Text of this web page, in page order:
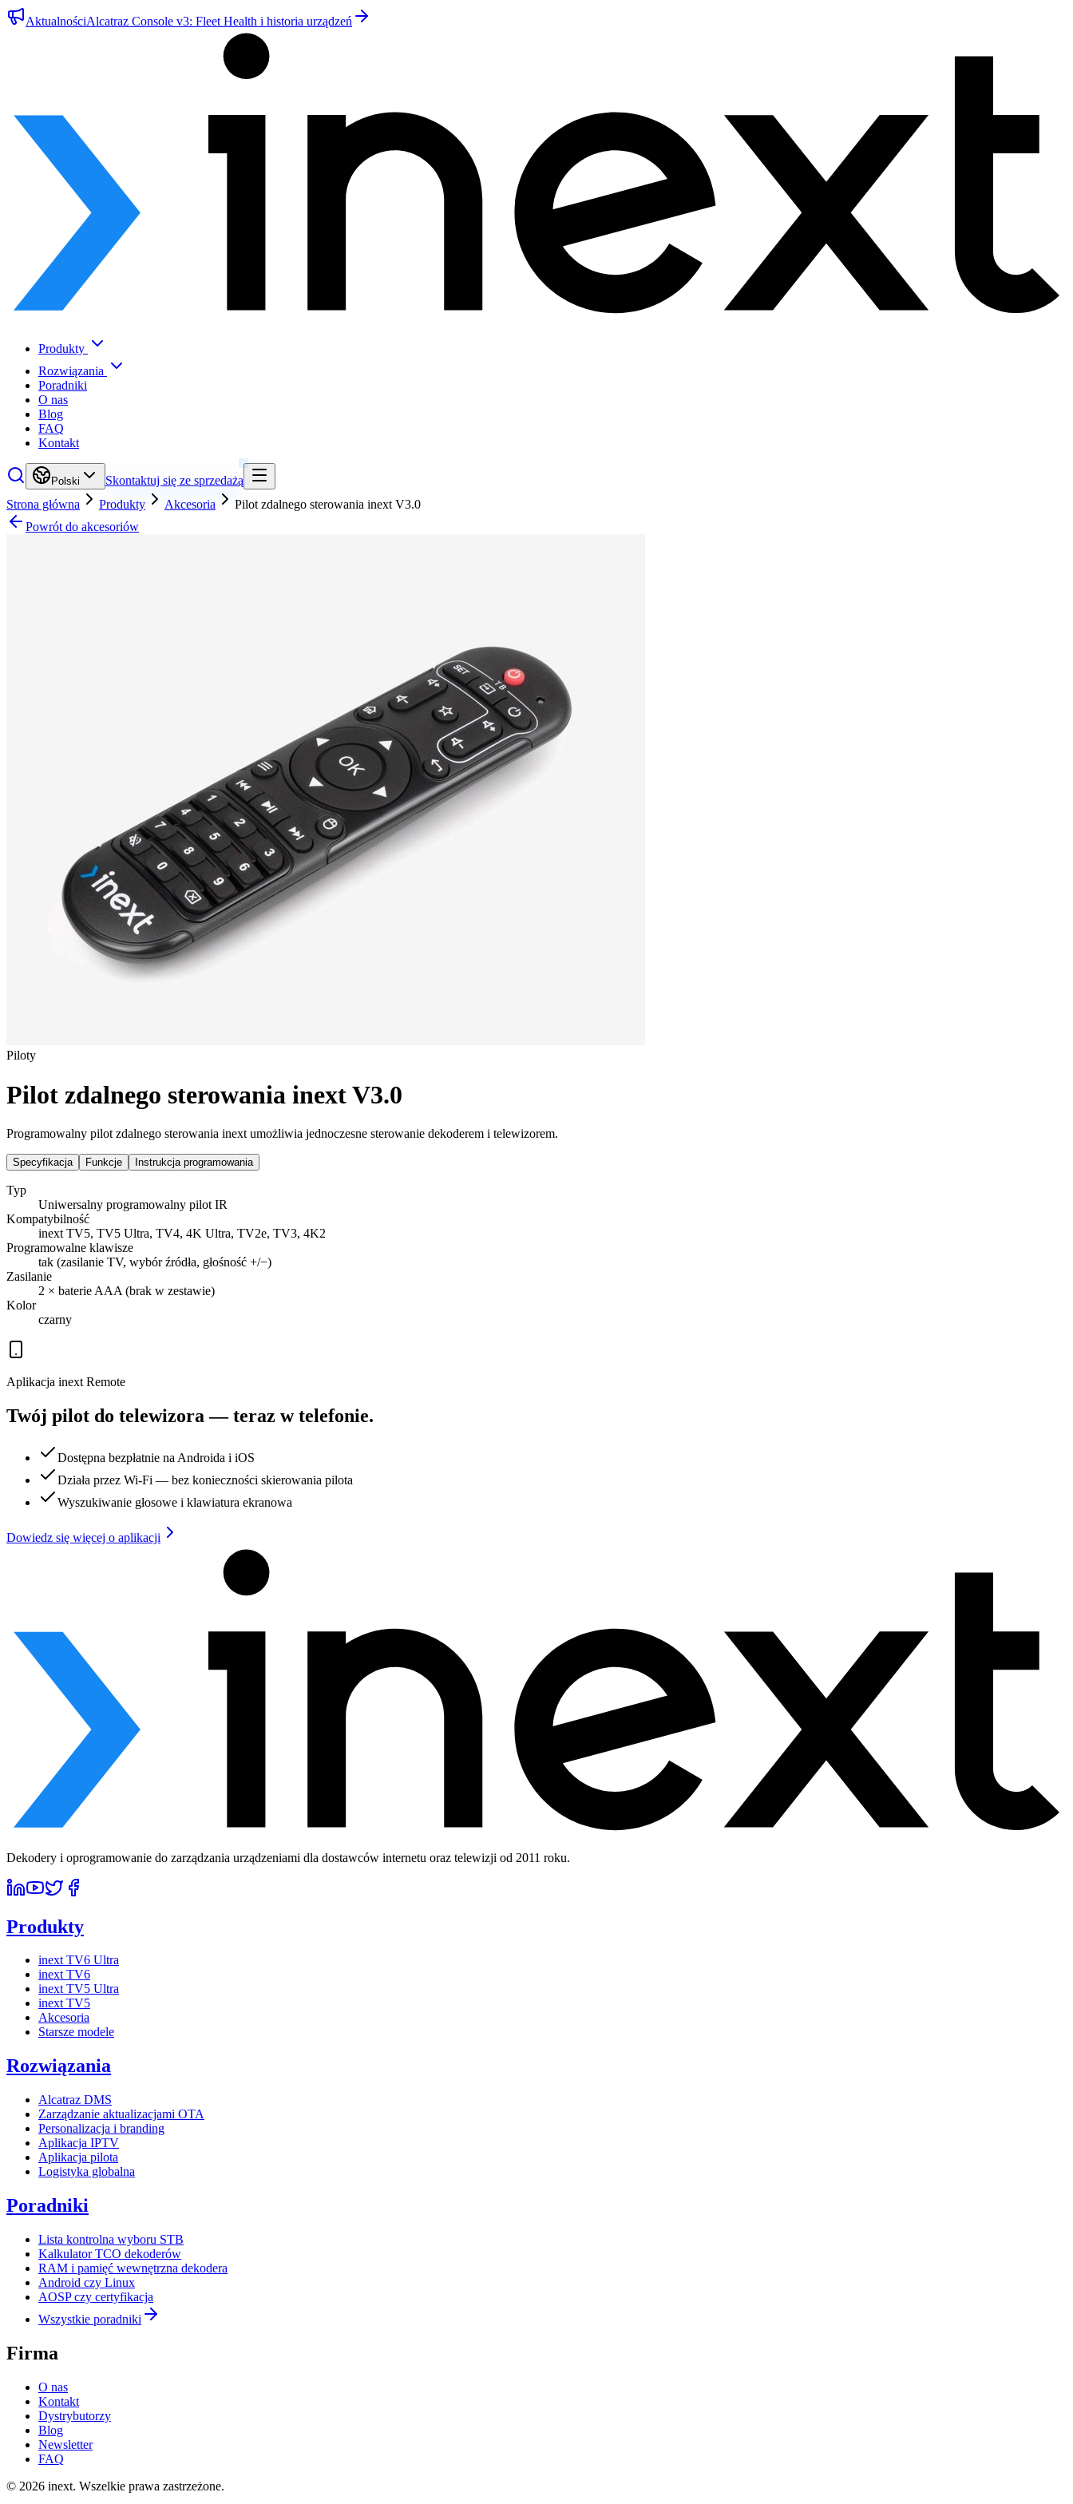
AktualnościAlcatraz Console v3: Fleet Health i historia urządzeń
Produkty
Rozwiązania
Poradniki
O nas
Blog
FAQ
Kontakt
Polski
Skontaktuj się ze sprzedażą
Strona główna
Produkty Akcesoria
Pilot zdalnego sterowania inext V3.0
Powrót do akcesoriów
Piloty
Pilot zdalnego sterowania inext V3.0
Programowalny pilot zdalnego sterowania inext umożliwia jednoczesne sterowanie dekoderem i telewizorem.
Specyfikacja Funkcje Instrukcja programowania
Typ
Uniwersalny programowalny pilot IR
Kompatybilność
inext TV5, TV5 Ultra, TV4, 4K Ultra, TV2e, TV3, 4K2
Programowalne klawisze
tak (zasilanie TV, wybór źródła, głośność +/−)
Zasilanie
2 × baterie AAA (brak w zestawie)
Kolor
czarny
Aplikacja inext Remote
Twój pilot do telewizora — teraz w telefonie.
Dostępna bezpłatnie na Androida i iOS
Działa przez Wi-Fi — bez konieczności skierowania pilota
Wyszukiwanie głosowe i klawiatura ekranowa
Dowiedz się więcej o aplikacji
Dekodery i oprogramowanie do zarządzania urządzeniami dla dostawców internetu oraz telewizji od 2011 roku.
Produkty
inext TV6 Ultra
inext TV6
inext TV5 Ultra
inext TV5
Akcesoria
Starsze modele
Rozwiązania
Alcatraz DMS
Zarządzanie aktualizacjami OTA
Personalizacja i branding
Aplikacja IPTV
Aplikacja pilota
Logistyka globalna
Poradniki
Lista kontrolna wyboru STB
Kalkulator TCO dekoderów
RAM i pamięć wewnętrzna dekodera
Android czy Linux
AOSP czy certyfikacja
Wszystkie poradniki
Firma
O nas
Kontakt
Dystrybutorzy
Blog
Newsletter
FAQ
© 2026 inext. Wszelkie prawa zastrzeżone.